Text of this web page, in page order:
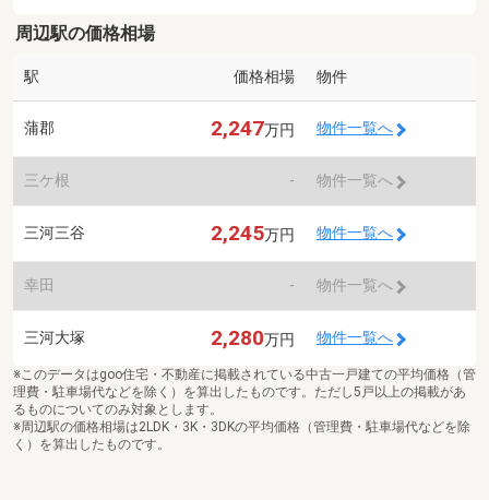
周辺駅の価格相場
駅 価格相場 物件
蒲郡 2,247万円 物件一覧へ
三ケ根 - 物件一覧へ
三河三谷 2,245万円 物件一覧へ
幸田 - 物件一覧へ
三河大塚 2,280万円 物件一覧へ
※このデータはgoo住宅・不動産に掲載されている中古一戸建ての平均価格（管
理費・駐車場代などを除く）を算出したものです。ただし5戸以上の掲載があ
るものについてのみ対象とします。
※周辺駅の価格相場は2LDK・3K・3DKの平均価格（管理費・駐車場代などを除
く）を算出したものです。